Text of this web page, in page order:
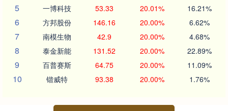
5 一博科技 53.33 20.01% 16.21%
6 方邦股份 146.16 20.00% 6.62%
7 南模生物 42.9 20.00% 4.68%
8 泰金新能 131.52 20.00% 22.89%
9 百普赛斯 64.75 20.00% 11.09%
10 锴威特 93.38 20.00% 1.76%